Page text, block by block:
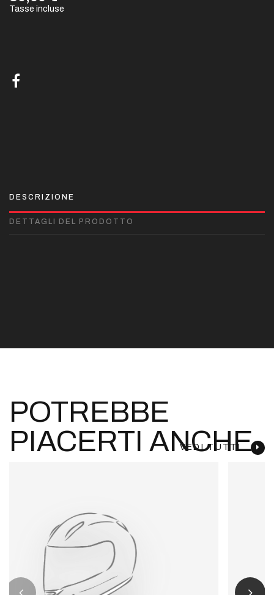
Tasse incluse
DESCRIZIONE
DETTAGLI DEL PRODOTTO
POTREBBE
PIACERTI ANCHE
VEDI TUTTI